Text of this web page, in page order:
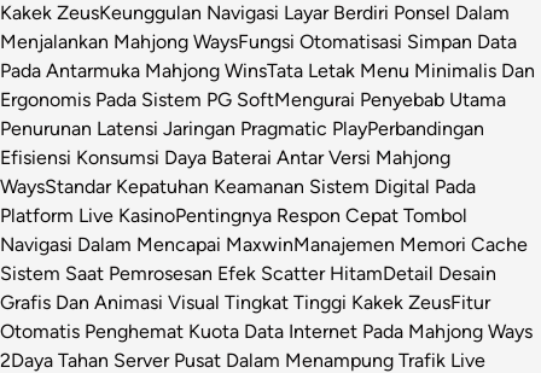
Kakek ZeusKeunggulan Navigasi Layar Berdiri Ponsel Dalam
Menjalankan Mahjong WaysFungsi Otomatisasi Simpan Data
Pada Antarmuka Mahjong WinsTata Letak Menu Minimalis Dan
Ergonomis Pada Sistem PG SoftMengurai Penyebab Utama
Penurunan Latensi Jaringan Pragmatic PlayPerbandingan
Efisiensi Konsumsi Daya Baterai Antar Versi Mahjong
WaysStandar Kepatuhan Keamanan Sistem Digital Pada
Platform Live KasinoPentingnya Respon Cepat Tombol
Navigasi Dalam Mencapai MaxwinManajemen Memori Cache
Sistem Saat Pemrosesan Efek Scatter HitamDetail Desain
Grafis Dan Animasi Visual Tingkat Tinggi Kakek ZeusFitur
Otomatis Penghemat Kuota Data Internet Pada Mahjong Ways
2Daya Tahan Server Pusat Dalam Menampung Trafik Live